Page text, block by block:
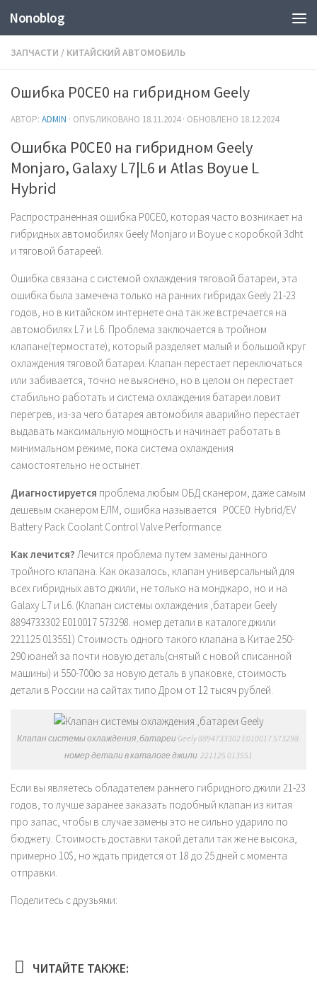
Nonoblog
ЗАПЧАСТИ / КИТАЙСКИЙ АВТОМОБИЛЬ
Ошибка P0CE0 на гибридном Geely
АВТОР: ADMIN · ОПУБЛИКОВАНО 18.11.2024· ОБНОВЛЕНО 18.12.2024
Ошибка P0CE0 на гибридном Geely
Monjaro, Galaxy L7|L6 и Atlas Boyue L
Hybrid
Распространенная ошибка P0CE0, которая часто возникает на
гибридных автомобилях Geely Monjaro и Boyue с коробкой 3dht
и тяговой батареей.
Ошибка связана с системой охлаждения тяговой батареи, эта
ошибка была замечена только на ранних гибридах Geely 21-23
годов, но в китайском интернете она так же встречается на
автомобилях L7 и L6. Проблема заключается в тройном
клапане(термостате), который разделяет малый и большой круг
охлаждения тяговой батареи. Клапан перестает переключаться
или забивается, точно не выяснено, но в целом он перестает
стабильно работать и система охлаждения батареи ловит
перегрев, из-за чего батарея автомобиля аварийно перестает
выдавать максимальную мощность и начинает работать в
минимальном режиме, пока система охлаждения
самостоятельно не остынет.
Диагностируется проблема любым ОБД сканером, даже самым
дешевым сканером ЕЛМ, ошибка называется P0CE0: Hybrid/EV
Battery Pack Coolant Control Valve Performance.
Как лечится? Лечится проблема путем замены данного
тройного клапана. Как оказалось, клапан универсальный для
всех гибридных авто джили, не только на монджаро, но и на
Galaxy L7 и L6. (Клапан системы охлаждения ,батареи Geely
8894733302 E010017 573298. номер детали в каталоге джили
221125 013551) Стоимость одного такого клапана в Китае 250-
290 юаней за почти новую деталь(снятый с новой списанной
машины) и 550-700ю за новую деталь в упаковке, стоимость
детали в России на сайтах типо Дром от 12 тысяч рублей.
Клапан системы охлаждения ,батареи Geely 8894733302 E010017 573298.
номер детали в каталоге джили 221125 013551
Если вы являетесь обладателем раннего гибридного джили 21-23
годов, то лучше заранее заказать подобный клапан из китая
про запас, чтобы в случае замены это не сильно ударило по
бюджету. Стоимость доставки такой детали так же не высока,
примерно 10$, но ждать придется от 18 до 25 дней с момента
отправки.
Поделитесь с друзьями:
ЧИТАЙТЕ ТАКЖЕ: